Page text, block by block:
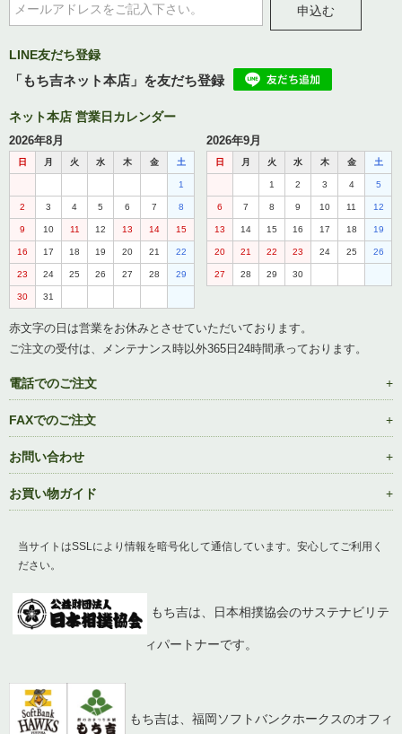
申込む
LINE友だち登録
「もち吉ネット本店」を友だち登録
ネット本店 営業日カレンダー
2026年8月
日 月 火 水 木 金 土
1
2 3 4 5 6 7 8
9 10 11 12 13 14 15
16 17 18 19 20 21 22
23 24 25 26 27 28 29
30 31
2026年9月
日 月 火 水 木 金 土
1 2 3 4 5
6 7 8 9 10 11 12
13 14 15 16 17 18 19
20 21 22 23 24 25 26
27 28 29 30
赤文字の日は営業をお休みとさせていただいております。
ご注文の受付は、メンテナンス時以外365日24時間承っております。
電話でのご注文
FAXでのご注文
お問い合わせ
お買い物ガイド
当サイトはSSLにより情報を暗号化して通信しています。安心してご利用く
ださい。
もち吉は、日本相撲協会のサステナビリテ
ィパートナーです。
もち吉は、福岡ソフトバンクホークスのオフィ